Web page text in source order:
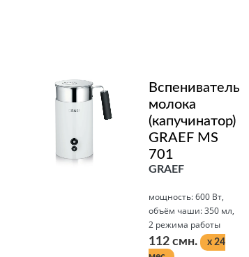
Вспениватель
молока
(капучинатор)
GRAEF MS
701
GRAEF
мощность: 600 Вт,
объём чаши: 350 мл,
2 режима работы
112 смн.
x 24